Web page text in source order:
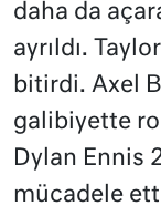
daha da
ayrıldı.
bitirdi. Axel
galibiyette
Dylan Ennis
mücadele